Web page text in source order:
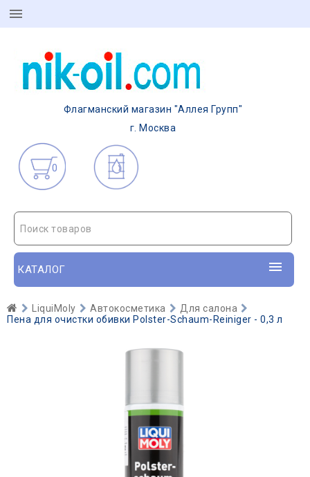
Флагманский магазин "Аллея Групп"
г. Москва
0
Поиск товаров
КАТАЛОГ
LiquiMoly Автокосметика
Для салона
Пена для очистки обивки Polster-Schaum-Reiniger - 0,3 л